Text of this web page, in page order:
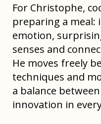
For Christophe,
preparing a meal:
emotion,
senses and
He moves freely
techniques and
a balance
innovation in